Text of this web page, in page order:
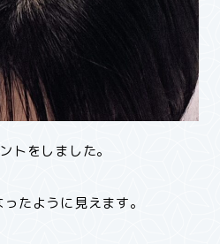
トをしました。
たように見えます。